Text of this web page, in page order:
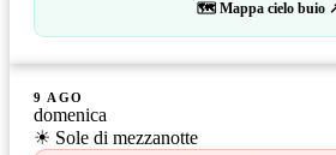
🗺 Mappa cielo buio
9 AGO
domenica
☀ Sole di mezzanotte